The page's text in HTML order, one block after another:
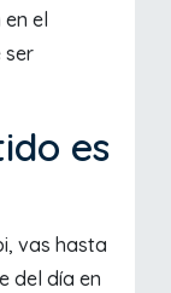
el
ser
es
vas hasta
del día en